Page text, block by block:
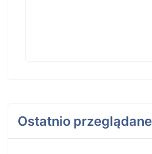
Ostatnio przeglądane